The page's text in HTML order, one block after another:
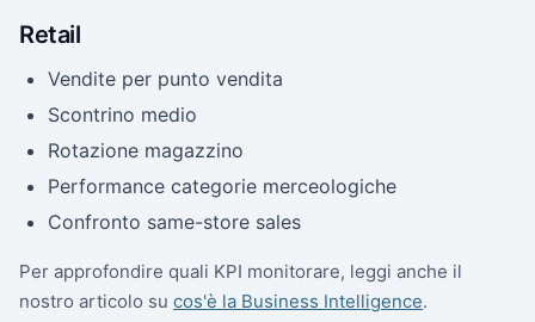
Retail
Vendite per punto vendita
Scontrino medio
Rotazione magazzino
Performance categorie merceologiche
Confronto same-store sales
Per approfondire quali KPI monitorare, leggi anche il
nostro articolo su cos'è la Business Intelligence.